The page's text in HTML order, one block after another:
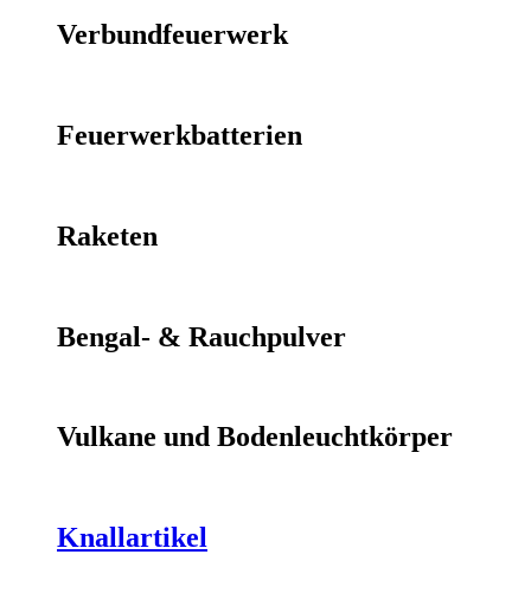
Verbundfeuerwerk
Feuerwerkbatterien
Raketen
Bengal- & Rauchpulver
Vulkane und Bodenleuchtkörper
Knallartikel